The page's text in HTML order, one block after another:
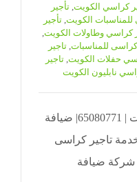
كراسي الكويت ,تأجير
للمناسبات الكويت ,تأجير
كراسي وطاولات الكويت
كراسى للمناسبات تاجير
حفلات الكويت ,تاجير
نابليون الكويت
تاجير كراسى وطاولات الكويت | 65080771| ضيافة
تاجير كراسى
شركة ضيافة